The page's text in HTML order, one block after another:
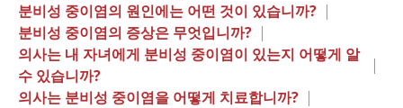
분비성 중이염의 원인에는 어떤 것이 있습니까? |
분비성 중이염의 증상은 무엇입니까? |
의사는 내 자녀에게 분비성 중이염이 있는지 어떻게 알
수 있습니까?
|
의사는 분비성 중이염을 어떻게 치료합니까? |